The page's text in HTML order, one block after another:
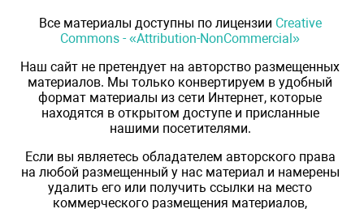
Все материалы доступны по лицензии Creative
Commons - «Attribution-NonCommercial»
Наш сайт не претендует на авторство размещенных
материалов. Мы только конвертируем в удобный
формат материалы из сети Интернет, которые
находятся в открытом доступе и присланные
нашими посетителями.
Если вы являетесь обладателем авторского права
на любой размещенный у нас материал и намерены
удалить его или получить ссылки на место
коммерческого размещения материалов,